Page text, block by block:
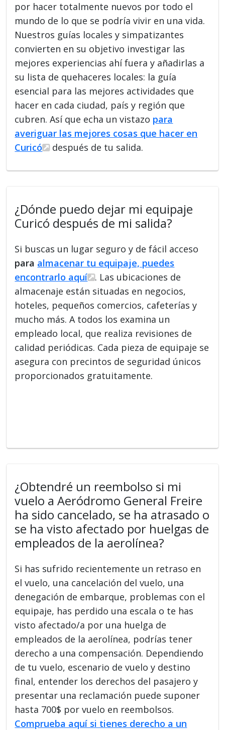
por hacer totalmente nuevos por todo el
mundo de lo que se podría vivir en una vida.
Nuestros guías locales y simpatizantes
convierten en su objetivo investigar las
mejores experiencias ahí fuera y añadirlas a
su lista de quehaceres locales: la guía
esencial para las mejores actividades que
hacer en cada ciudad, país y región que
cubren. Así que echa un vistazo para
averiguar las mejores cosas que hacer en
Curicó
después de tu salida.
¿Dónde puedo dejar mi equipaje
Curicó después de mi salida?
Si buscas un lugar seguro y de fácil acceso
para almacenar tu equipaje, puedes
encontrarlo aquí
. Las ubicaciones de
almacenaje están situadas en negocios,
hoteles, pequeños comercios, cafeterías y
mucho más. A todos los examina un
empleado local, que realiza revisiones de
calidad periódicas. Cada pieza de equipaje se
asegura con precintos de seguridad únicos
proporcionados gratuitamente.
¿Obtendré un reembolso si mi
vuelo a Aeródromo General Freire
ha sido cancelado, se ha atrasado o
se ha visto afectado por huelgas de
empleados de la aerolínea?
Si has sufrido recientemente un retraso en
el vuelo, una cancelación del vuelo, una
denegación de embarque, problemas con el
equipaje, has perdido una escala o te has
visto afectado/a por una huelga de
empleados de la aerolínea, podrías tener
derecho a una compensación. Dependiendo
de tu vuelo, escenario de vuelo y destino
final, entender los derechos del pasajero y
presentar una reclamación puede suponer
hasta 700$ por vuelo en reembolsos.
Comprueba aquí si tienes derecho a un